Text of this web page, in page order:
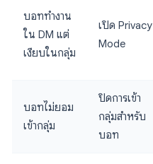
บอททำงาน
ใน DM แต่
เงียบในกลุ่ม
เปิด Privacy
Mode
บอทไม่ยอม
เข้ากลุ่ม
ปิดการเข้า
กลุ่มสำหรับ
บอท